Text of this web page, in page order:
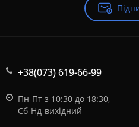
+38(073) 619-66-99
Пн-Пт з 10:30 до 18:30,
Сб-Нд-вихідний